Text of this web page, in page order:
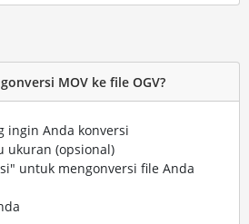
MOV ke file OGV?
ingin Anda konversi
ukuran (opsional)
untuk mengonversi file Anda